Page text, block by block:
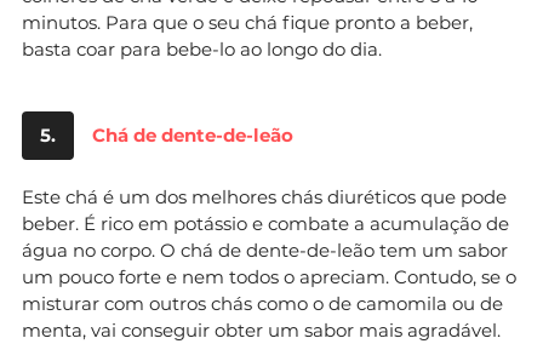
minutos. Para que o seu chá fique pronto a beber,
basta coar para bebe-lo ao longo do dia.
5. Chá de dente-de-leão
Este chá é um dos melhores chás diuréticos que pode
beber. É rico em potássio e combate a acumulação de
água no corpo. O chá de dente-de-leão tem um sabor
um pouco forte e nem todos o apreciam. Contudo, se o
misturar com outros chás como o de camomila ou de
menta, vai conseguir obter um sabor mais agradável.